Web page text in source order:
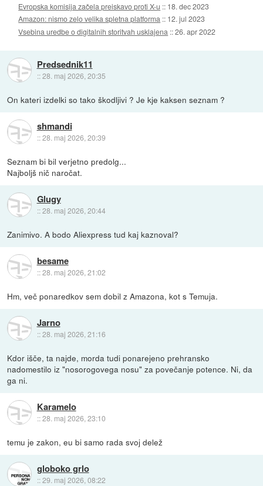
Evropska komisija začela preiskavo proti X-u :: 18. dec 2023
Amazon: nismo zelo velika spletna platforma :: 12. jul 2023
Vsebina uredbe o digitalnih storitvah usklajena ::26. apr 2022
Predsednik11
::28. maj 2026, 20:35
On kateri izdelki so tako škodljivi ? Je kje kaksen seznam ?
shmandi
::28. maj 2026, 20:39
Seznam bi bil verjetno predolg...
Najboljš nič naročat.
Glugy
::28. maj 2026, 20:44
Zanimivo. A bodo Aliexpress tud kaj kaznoval?
besame
::28. maj 2026, 21:02
Hm, več ponaredkov sem dobil z Amazona, kot s Temuja.
Jarno
::28. maj 2026, 21:16
Kdor išče, ta najde, morda tudi ponarejeno prehransko
nadomestilo iz "nosorogovega nosu" za povečanje potence. Ni, da
ga ni.
Karamelo
::28. maj 2026, 23:10
temu je zakon, eu bi samo rada svoj delež
globoko grlo
::29. maj 2026, 08:22